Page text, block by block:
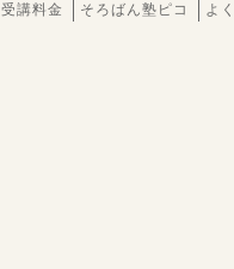
受講料金 そろばん塾ピコ
よ